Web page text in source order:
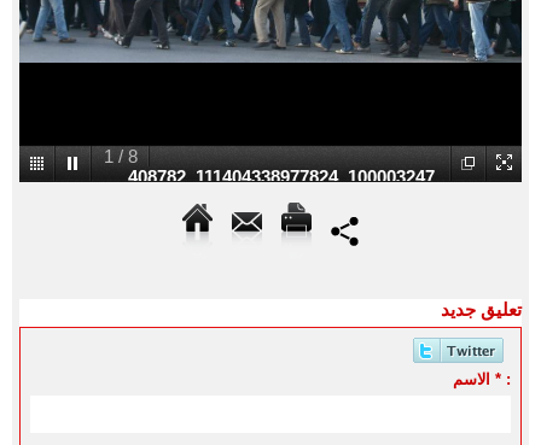
1 /8
408782_111404338977824_100003247
تعليق جديد
الاسم * :